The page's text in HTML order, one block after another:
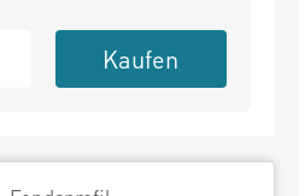
Kaufen